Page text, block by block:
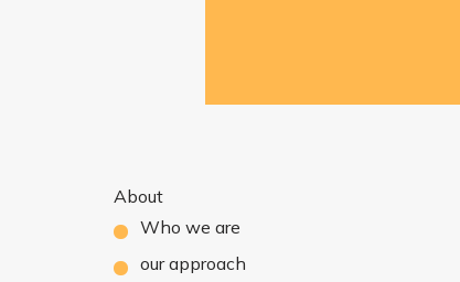
About
Who we are
our approach